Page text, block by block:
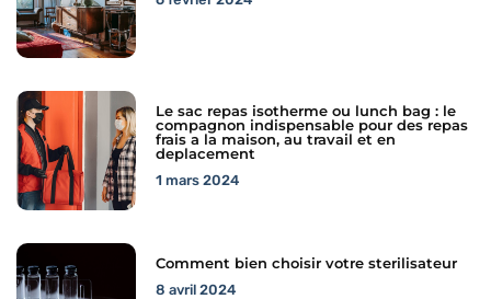
Le sac repas isotherme ou lunch bag : le
compagnon indispensable pour des repas
frais a la maison, au travail et en
deplacement
1 mars 2024
Comment bien choisir votre sterilisateur
8 avril 2024